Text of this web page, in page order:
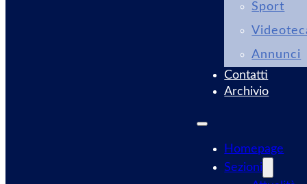
Sport
Annunci
Contatti
Archivio
Homepage
Sezioni